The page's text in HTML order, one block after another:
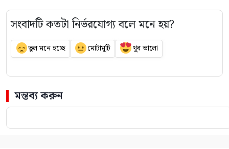
সংবাদটি কতটা নির্ভরযোগ্য বলে মনে হয়?
ভুল মনে হচ্ছে মোটামুটি খুব ভালো
মন্তব্য করুন